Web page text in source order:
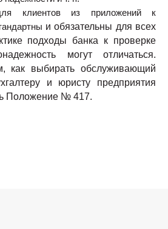
клиентов из приложений к
и обязательны для всех
подходы банка к проверке
могут отличаться.
как выбирать обслуживающий
и юристу предприятия
Положение № 417.